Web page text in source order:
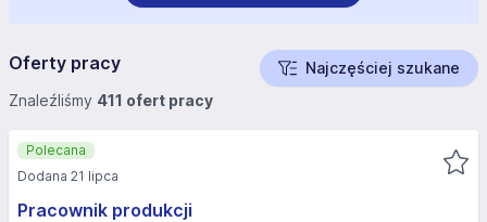
Oferty pracy
Najczęściej szukane
Znaleźliśmy 411 ofert pracy
Pracownik produkcji
Polecana
Dodana 21 lipca